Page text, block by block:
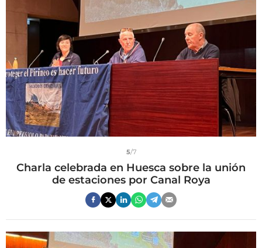
5/7
Charla celebrada en Huesca sobre la unión
de estaciones por Canal Roya